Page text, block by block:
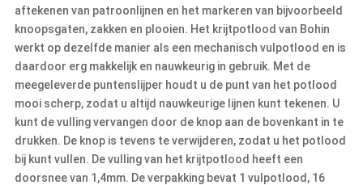
aftekenen van patroonlijnen en het markeren van bijvoorbeeld
knoopsgaten, zakken en plooien. Het krijtpotlood van Bohin
werkt op dezelfde manier als een mechanisch vulpotlood en is
daardoor erg makkelijk en nauwkeurig in gebruik. Met de
meegeleverde puntenslijper houdt u de punt van het potlood
mooi scherp, zodat u altijd nauwkeurige lijnen kunt tekenen. U
kunt de vulling vervangen door de knop aan de bovenkant in te
drukken. De knop is tevens te verwijderen, zodat u het potlood
bij kunt vullen. De vulling van het krijtpotlood heeft een
doorsnee van 1,4mm. De verpakking bevat 1 vulpotlood, 16